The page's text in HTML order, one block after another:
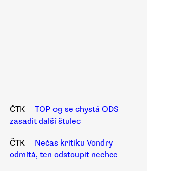
ČTK
TOP 09 se chystá ODS
zasadit další štulec
ČTK
Nečas kritiku Vondry
odmítá, ten odstoupit nechce